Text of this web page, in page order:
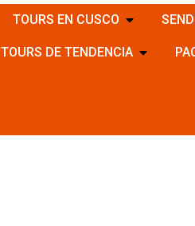
TOURS EN CUSCO
TOURS DE TENDENCIA